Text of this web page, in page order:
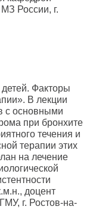
России, г.
Факторы
В лекции
с основными
при бронхите
течения и
терапии этих
на лечение
доцент
г. Ростов-на-